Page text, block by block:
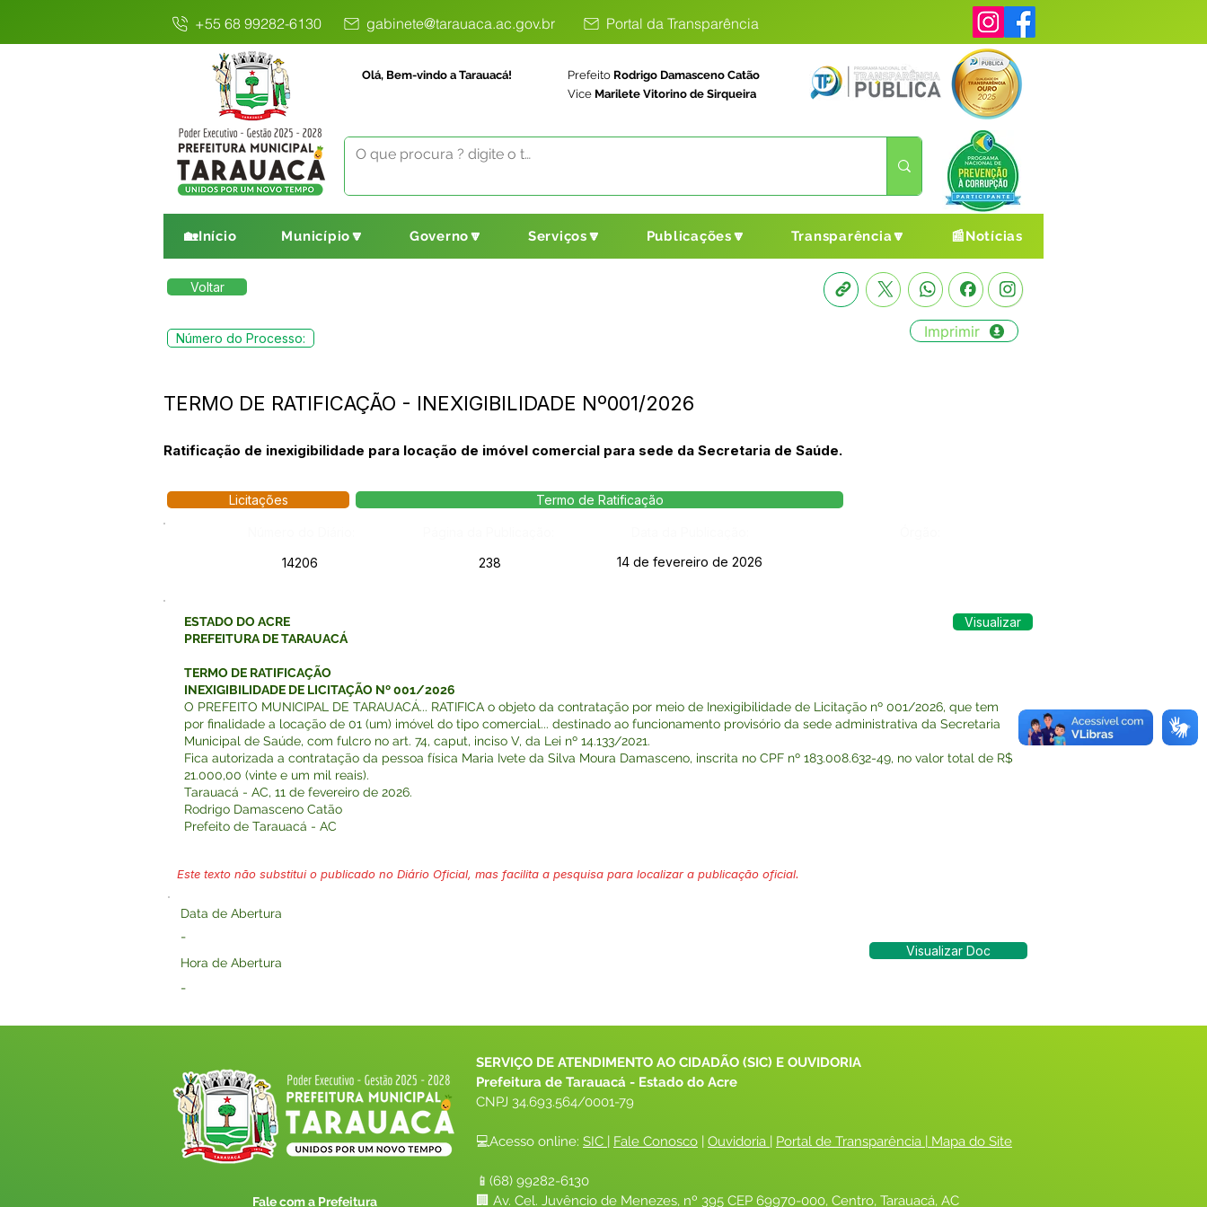
+55 68 99282-6130 gabinete@tarauaca.ac.gov.br Portal da Transparência
Olá, Bem-vindo a Tarauacá! Prefeito Rodrigo Damasceno Catão
Vice Marilete Vitorino de Sirqueira
🏡Início Município🔽 Governo🔽 Serviços🔽 Publicações🔽 Transparência🔽 📰Notícias
Voltar
Número do Processo: Imprimir
TERMO DE RATIFICAÇÃO - INEXIGIBILIDADE Nº001/2026
Ratificação de inexigibilidade para locação de imóvel comercial para sede da Secretaria de Saúde.
Licitações Termo de Ratificação
14206
238 14 de fevereiro de 2026
ESTADO DO ACRE
PREFEITURA DE TARAUACÁ
TERMO DE RATIFICAÇÃO
INEXIGIBILIDADE DE LICITAÇÃO Nº 001/2026
O PREFEITO MUNICIPAL DE TARAUACÁ... RATIFICA o objeto da contratação por meio de Inexigibilidade de Licitação nº 001/2026, que tem
por finalidade a locação de 01 (um) imóvel do tipo comercial... destinado ao funcionamento provisório da sede administrativa da Secretaria
Municipal de Saúde, com fulcro no art. 74, caput, inciso V, da Lei nº 14.133/2021.
Fica autorizada a contratação da pessoa física Maria Ivete da Silva Moura Damasceno, inscrita no CPF nº 183.008.632-49, no valor total de R$
21.000,00 (vinte e um mil reais).
Tarauacá - AC, 11 de fevereiro de 2026.
Rodrigo Damasceno Catão
Prefeito de Tarauacá - AC
Visualizar
Este texto não substitui o publicado no Diário Oficial, mas facilita a pesquisa para localizar a publicação oficial.
Data de Abertura
-
Hora de Abertura
-
Visualizar Doc
Fale com a Prefeitura
SERVIÇO DE ATENDIMENTO AO CIDADÃO (SIC) E OUVIDORIA
Prefeitura de Tarauacá - Estado do Acre
CNPJ 34.693.564/0001-79
💻Acesso online: SIC | Fale Conosco | Ouvidoria | Portal de Transparência | Mapa do Site
📱(68) 99282-6130
🏢 Av. Cel. Juvêncio de Menezes, nº 395 CEP 69970-000, Centro, Tarauacá, AC